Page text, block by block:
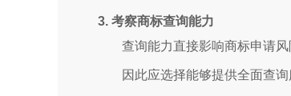
3. 考察商标查询能力
查询能力直接影响商标申请风
因此应选择能够提供全面查询